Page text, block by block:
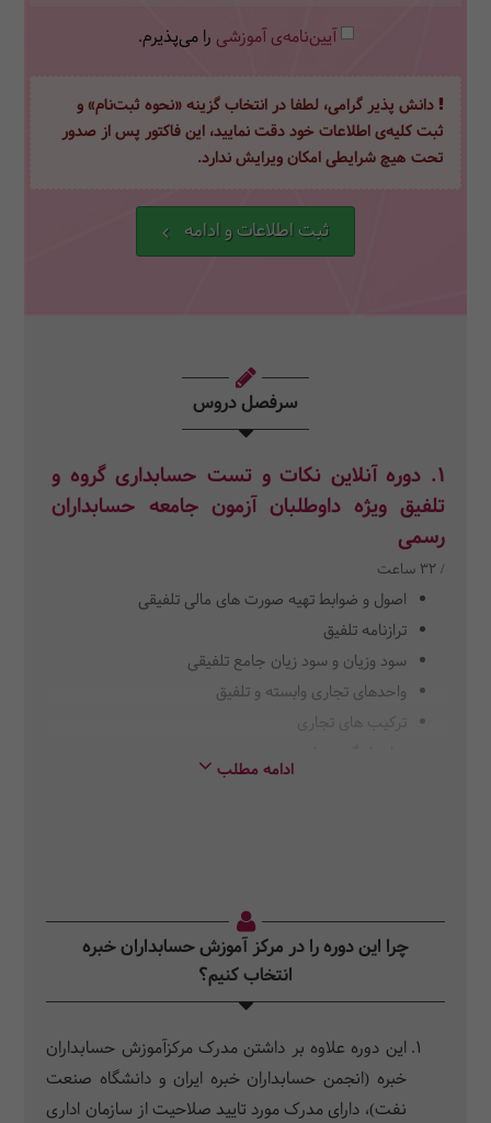
آیین‌نامه‌ی آموزشی را می‌پذیرم.
دانش پذیر گرامی، لطفا در انتخاب گزینه «نحوه ثبت‌نام» و
ثبت کلیه‌ی اطلاعات خود دقت نمایید، این فاکتور پس از صدور
تحت هیچ شرایطی امکان ویرایش ندارد.
ثبت اطلاعات و ادامه
سرفصل دروس
1. دوره آنلاین نکات و تست حسابداری گروه و
تلفیق ویژه داوطلبان آزمون جامعه حسابداران
رسمی
/ 32 ساعت
اصول و ضوابط تهیه صورت های مالی تلفیقی
ترازنامه تلفیق
سود وزیان و سود زیان جامع تلفیقی
واحدهای تجاری وابسته و تلفیق
ترکیب های تجاری
ادامه مطلب
چرا این دوره را در مرکز آموزش حسابداران خبره
انتخاب کنیم؟
این دوره علاوه بر داشتن مدرک مرکزآموزش حسابداران
خبره (انجمن حسابداران خبره ایران و دانشگاه صنعت
نفت)، دارای مدرک مورد تایید صلاحیت از سازمان اداری